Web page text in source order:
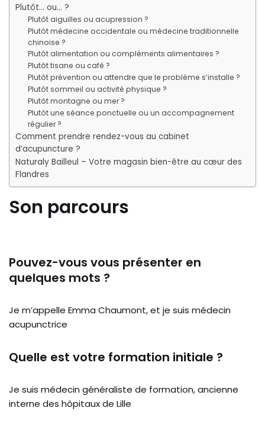
Plutôt… ou… ?
Plutôt aiguilles ou acupression ?
Plutôt médecine occidentale ou médecine traditionnelle
chinoise ?
Plutôt alimentation ou compléments alimentaires ?
Plutôt tisane ou café ?
Plutôt prévention ou attendre que le problème s’installe ?
Plutôt sommeil ou activité physique ?
Plutôt montagne ou mer ?
Plutôt une séance ponctuelle ou un accompagnement
régulier ?
Comment prendre rendez-vous au cabinet
d’acupuncture ?
Naturaly Bailleul – Votre magasin bien-être au cœur des
Flandres
Son parcours
Pouvez-vous vous présenter en
quelques mots ?
Je m’appelle Emma Chaumont, et je suis médecin
acupunctrice
Quelle est votre formation initiale ?
Je suis médecin généraliste de formation, ancienne
interne des hôpitaux de Lille